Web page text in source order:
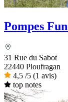
Pompes
31 Rue du Sabot
22440 Ploufragan
4,5 /5 (1 avis)
top notes